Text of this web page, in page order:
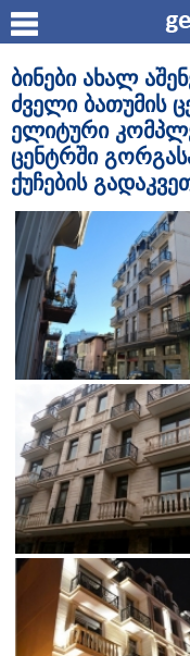
ბინები ახალ
ძველი ბათუმის
ელიტური
ცენტრში
ქუჩების